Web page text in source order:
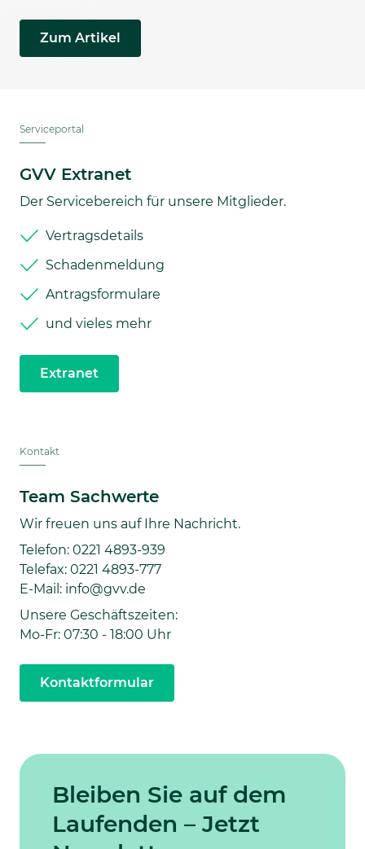
Zum Artikel
Serviceportal
GVV Extranet
Der Servicebereich für unsere Mitglieder.
Vertragsdetails
Schadenmeldung
Antragsformulare
und vieles mehr
Extranet
Kontakt
Team Sachwerte
Wir freuen uns auf Ihre Nachricht.
Telefon: 0221 4893-939
Telefax: 0221 4893-777
E-Mail: info@gvv.de
Unsere Geschäftszeiten:
Mo-Fr: 07:30 - 18:00 Uhr
Kontaktformular
Bleiben Sie auf dem
Laufenden – Jetzt